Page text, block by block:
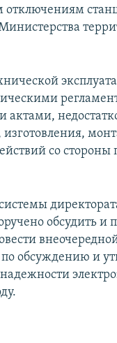
отключениям
изготовления,
со стороны
обсудить и
обсуждению и